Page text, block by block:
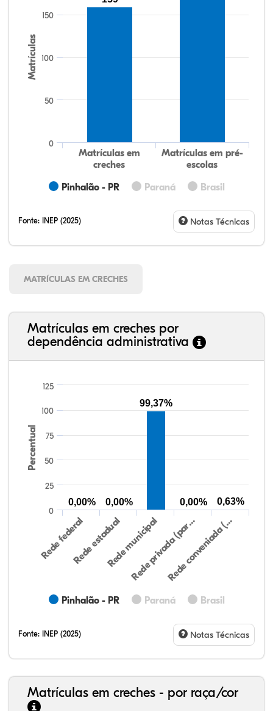
Matrículas
Pinhalão - PR Paraná Brasil
Matrículas em
creches
Matrículas em pré-
escolas
0
50
100
150
Fonte: INEP (2025) Notas Técnicas
MATRÍCULAS EM CRECHES
Matrículas em creches por
dependência administrativa
Percentual
Pinhalão - PR Paraná Brasil
Rede federalRede estadualRede municipal
Rede privada (par…Rede conveniada (…
0
25
50
75
100
125
0,00% 0,00%
99,37%
0,00% 0,63%
Fonte: INEP (2025) Notas Técnicas
Matrículas em creches - por raça/cor